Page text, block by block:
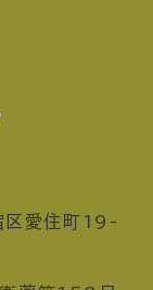
愛住町19-